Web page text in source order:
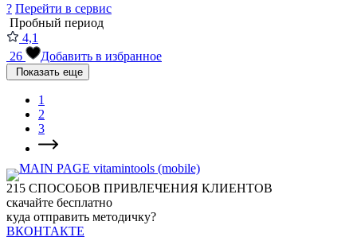
? Перейти в сервис
Пробный период
4,1
26
Добавить в избранное
Показать еще
1
2
3
215 СПОСОБОВ ПРИВЛЕЧЕНИЯ КЛИЕНТОВ
скачайте бесплатно
куда отправить методичку?
ВКОНТАКТЕ